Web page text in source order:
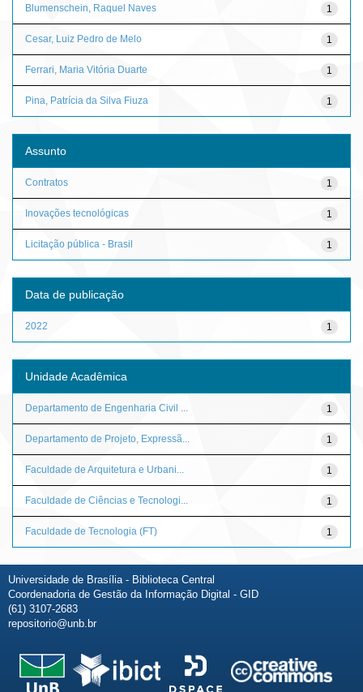
1
Blumenschein, Raquel Naves
1
Cesar, Luiz Pedro de Melo
1
Ferrari, Maria Vitória Duarte
1
Pina, Patrícia da Silva Fiuza
Assunto
1
Contratos
1
Inovações tecnológicas
1
Licitação pública - Brasil
Data de publicação
1
2022
Unidade Acadêmica
1
Departamento de Engenharia Civil ...
1
Departamento de Projeto, Expressã...
1
Faculdade de Arquitetura e Urbani...
1
Faculdade de Ciências e Tecnologi...
1
Faculdade de Tecnologia (FT)
Universidade de Brasília - Biblioteca Central
Coordenadoria de Gestão da Informação Digital - GID
(61) 3107-2683
repositorio@unb.br